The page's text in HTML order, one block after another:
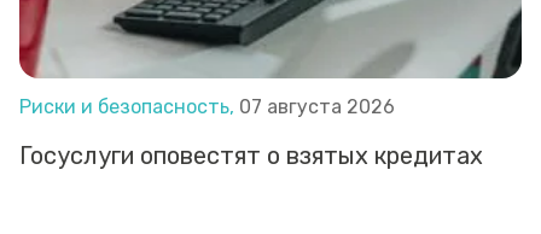
Риски и безопасность, 07 августа 2026
Госуслуги оповестят о взятых кредитах